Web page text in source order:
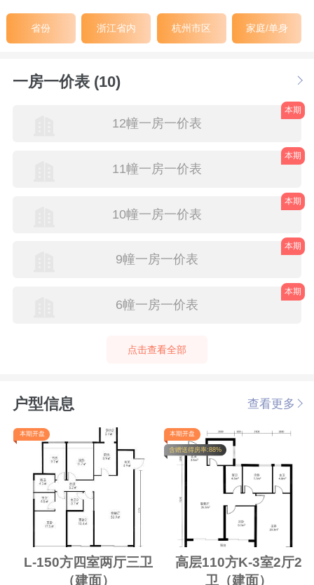
省份 浙江省内 杭州市区 家庭/单身
一房一价表 (10)
12幢一房一价表
本期
11幢一房一价表
本期
10幢一房一价表
本期
9幢一房一价表
本期
6幢一房一价表
本期
点击查看全部
户型信息 查看更多
本期开盘
L-150方四室两厅三卫
（建面）
本期开盘
含赠送得房率:88%
高层110方K-3室2厅2
卫（建面）